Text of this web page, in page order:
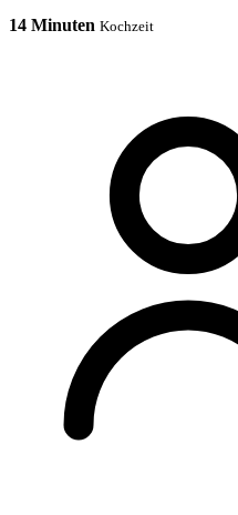
14 Minuten Kochzeit